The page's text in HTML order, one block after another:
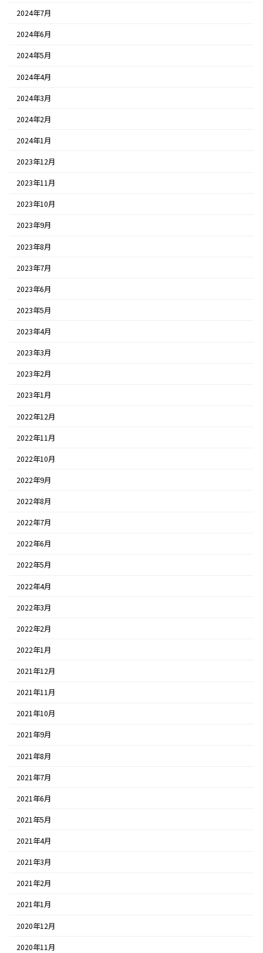
2024年7月
2024年6月
2024年5月
2024年4月
2024年3月
2024年2月
2024年1月
2023年12月
2023年11月
2023年10月
2023年9月
2023年8月
2023年7月
2023年6月
2023年5月
2023年4月
2023年3月
2023年2月
2023年1月
2022年12月
2022年11月
2022年10月
2022年9月
2022年8月
2022年7月
2022年6月
2022年5月
2022年4月
2022年3月
2022年2月
2022年1月
2021年12月
2021年11月
2021年10月
2021年9月
2021年8月
2021年7月
2021年6月
2021年5月
2021年4月
2021年3月
2021年2月
2021年1月
2020年12月
2020年11月